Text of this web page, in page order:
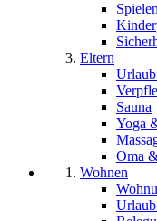
Spielen
Eltern
Sauna
Yoga
Oma
Wohnen